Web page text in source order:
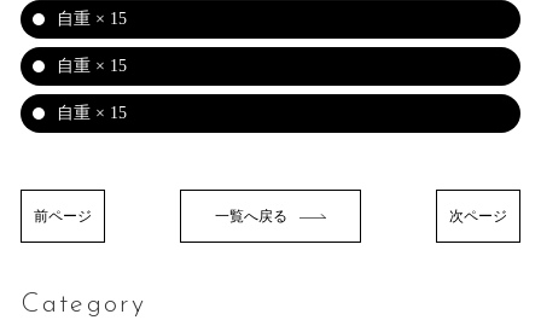
自重 × 15
自重 × 15
自重 × 15
前ページ 一覧へ戻る 次ページ
Category